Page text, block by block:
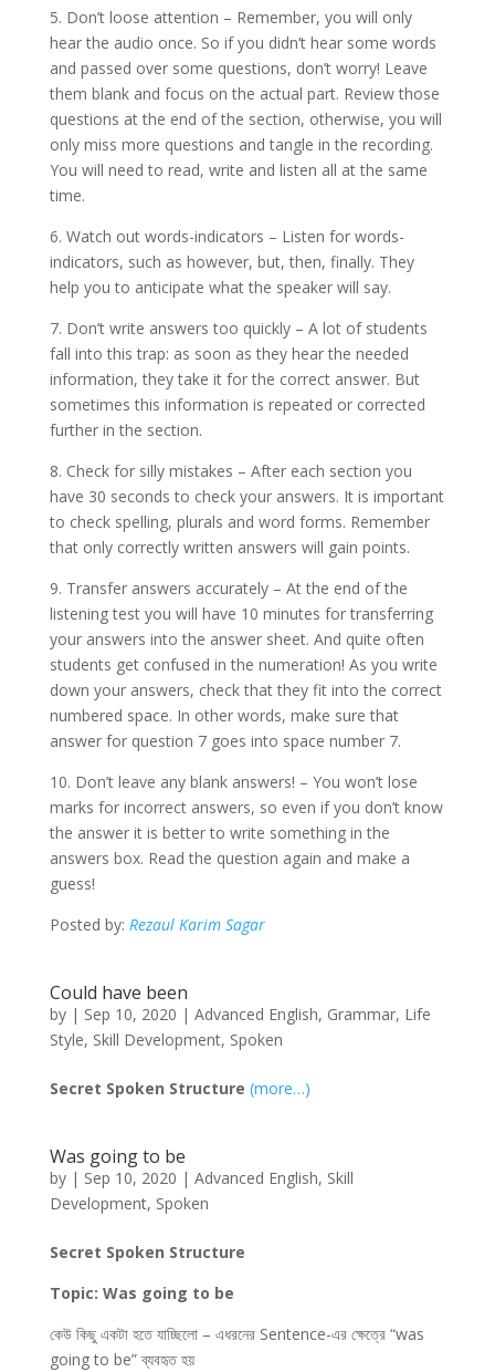
5. Don’t loose attention – Remember, you will only
hear the audio once. So if you didn’t hear some words
and passed over some questions, don’t worry! Leave
them blank and focus on the actual part. Review those
questions at the end of the section, otherwise, you will
only miss more questions and tangle in the recording.
You will need to read, write and listen all at the same
time.
6. Watch out words-indicators – Listen for words-
indicators, such as however, but, then, finally. They
help you to anticipate what the speaker will say.
7. Don’t write answers too quickly – A lot of students
fall into this trap: as soon as they hear the needed
information, they take it for the correct answer. But
sometimes this information is repeated or corrected
further in the section.
8. Check for silly mistakes – After each section you
have 30 seconds to check your answers. It is important
to check spelling, plurals and word forms. Remember
that only correctly written answers will gain points.
9. Transfer answers accurately – At the end of the
listening test you will have 10 minutes for transferring
your answers into the answer sheet. And quite often
students get confused in the numeration! As you write
down your answers, check that they fit into the correct
numbered space. In other words, make sure that
answer for question 7 goes into space number 7.
10. Don’t leave any blank answers! – You won’t lose
marks for incorrect answers, so even if you don’t know
the answer it is better to write something in the
answers box. Read the question again and make a
guess!
Posted by: Rezaul Karim Sagar
Could have been
by | Sep 10, 2020 | Advanced English, Grammar, Life
Style, Skill Development, Spoken
Secret Spoken Structure (more…)
Was going to be
by | Sep 10, 2020 | Advanced English, Skill
Development, Spoken
Secret Spoken Structure
Topic: Was going to be
কেউ কিছু একটা হতে যাচ্ছিলো – এধরনের Sentence-এর ক্ষেত্রে “was
going to be” ব্যবহৃত হয়